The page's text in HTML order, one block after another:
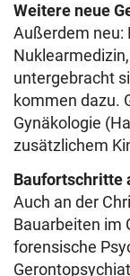
Weitere neue
Außerdem neu:
untergebracht
kommen dazu.
Gynäkologie
zusätzlichem
Baufortschritte
Auch an der
Bauarbeiten im
forensische